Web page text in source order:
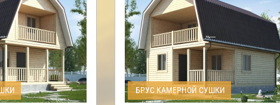
БРУС КАМЕРНОЙ СУШКИ